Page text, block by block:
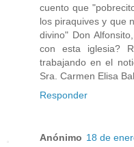
cuento que
los piraquives y que
divino" Don
con esta iglesia?
trabajando en el
Sra. Carmen Elisa
Responder
Anónimo 18 de